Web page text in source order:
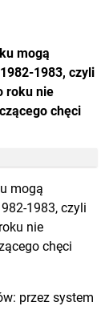
mogą
1983, czyli
roku nie
chęci
mogą
1983, czyli
nie
chęci
przez system